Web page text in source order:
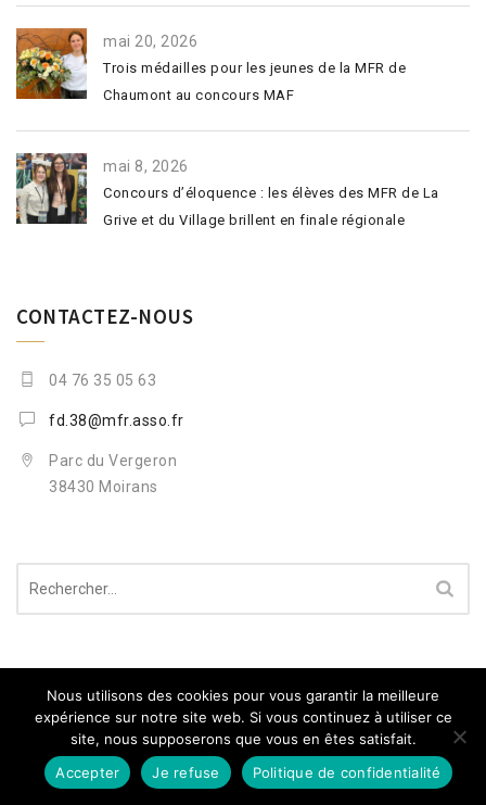
mai 20, 2026
Trois médailles pour les jeunes de la MFR de
Chaumont au concours MAF
mai 8, 2026
Concours d’éloquence : les élèves des MFR de La
Grive et du Village brillent en finale régionale
CONTACTEZ-NOUS
04 76 35 05 63
fd.38@mfr.asso.fr
Parc du Vergeron
38430 Moirans
RECENT NEWS
juin 15, 2026
Gérard Jugnot adresse ses félicitations à la MFR de
Vif !
Nous utilisons des cookies pour vous garantir la meilleure
expérience sur notre site web. Si vous continuez à utiliser ce
site, nous supposerons que vous en êtes satisfait.
Accepter
Je refuse Politique de confidentialité